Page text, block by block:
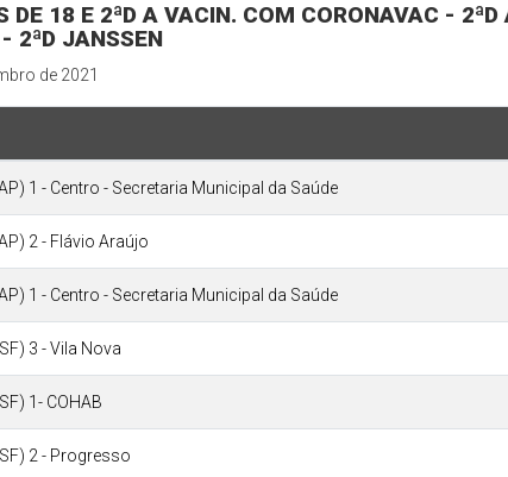
DE 18 E 2ªD A VACIN. COM CORONAVAC -
2ªD JANSSEN
de 2021
1 - Centro - Secretaria Municipal da Saúde
2 - Flávio Araújo
1 - Centro - Secretaria Municipal da Saúde
3 - Vila Nova
1- COHAB
2 - Progresso